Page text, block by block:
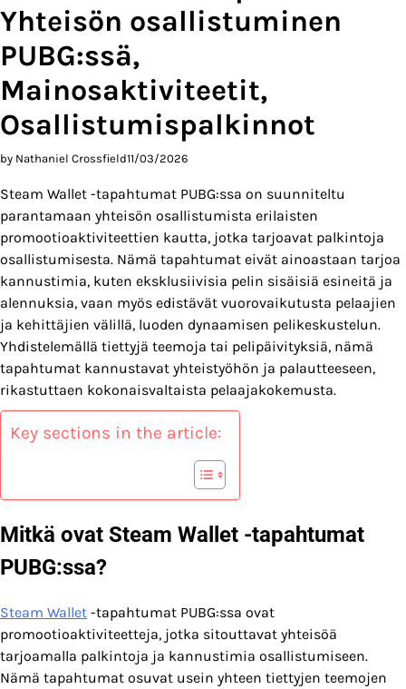
Yhteisön osallistuminen
PUBG:ssä,
Mainosaktiviteetit,
Osallistumispalkinnot
by Nathaniel Crossfield11/03/2026
Steam Wallet -tapahtumat PUBG:ssa on suunniteltu
parantamaan yhteisön osallistumista erilaisten
promootioaktiviteettien kautta, jotka tarjoavat palkintoja
osallistumisesta. Nämä tapahtumat eivät ainoastaan tarjoa
kannustimia, kuten eksklusiivisia pelin sisäisiä esineitä ja
alennuksia, vaan myös edistävät vuorovaikutusta pelaajien
ja kehittäjien välillä, luoden dynaamisen pelikeskustelun.
Yhdistelemällä tiettyjä teemoja tai pelipäivityksiä, nämä
tapahtumat kannustavat yhteistyöhön ja palautteeseen,
rikastuttaen kokonaisvaltaista pelaajakokemusta.
Key sections in the article:
Mitkä ovat Steam Wallet -tapahtumat
PUBG:ssa?
Steam Wallet -tapahtumat PUBG:ssa ovat
promootioaktiviteetteja, jotka sitouttavat yhteisöä
tarjoamalla palkintoja ja kannustimia osallistumiseen.
Nämä tapahtumat osuvat usein yhteen tiettyjen teemojen